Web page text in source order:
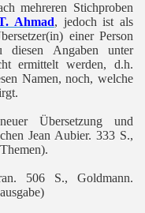
mehreren Stichproben
Ahmad, jedoch ist als
einer Person
diesen Angaben unter
ermittelt werden, d.h.
Namen, noch, welche
Übersetzung und
Jean Aubier. 333 S.,
506 S., Goldmann.